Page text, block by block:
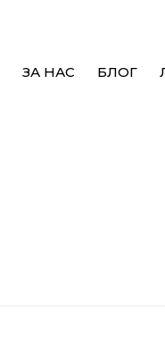
ЗА НАС БЛОГ